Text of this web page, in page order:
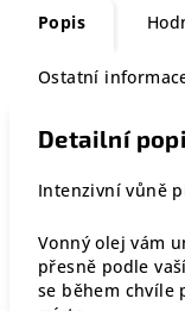
Popis
Ostatní
Detailní
Intenzivní vůně
Vonný olej vám
přesně podle
se během chvíle